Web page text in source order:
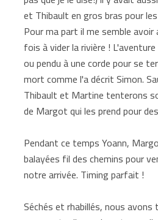
et Thibault en gros bras pour
Pour ma part il me semble avoir
fois à vider la rivière !
ou pendu à une corde pour se
mort comme l'a décrit Simon.
Thibault et Martine tenterons
de Margot qui les prend pour
Pendant ce temps Yoann,
balayées fil des chemins pour
notre arrivée. Timing parfait !
Séchés et rhabillés, nous